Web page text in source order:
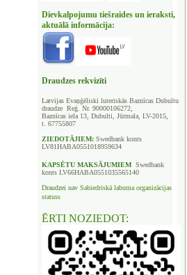
Dievkalpojumu tiešraides un ieraksti,
aktuālā informācija:
Draudzes rekvizīti
Latvijas Evaņģēliski luteriskās Baznīcas Dubultu
draudze Reģ. Nr. 90000106272,
Baznīcas iela 13, Dubulti, Jūrmala, LV-2015,
t. 67755807
ZIEDOTĀJIEM: Swedbank konts
LV81HABA0551018959634
KAPSĒTU MAKSĀJUMIEM Swedbank
konts LV66HABA0551035565140
Draudzei nav Sabiedriskā labuma organizācijas
statuss
ĒRTI NOZIEDOT: